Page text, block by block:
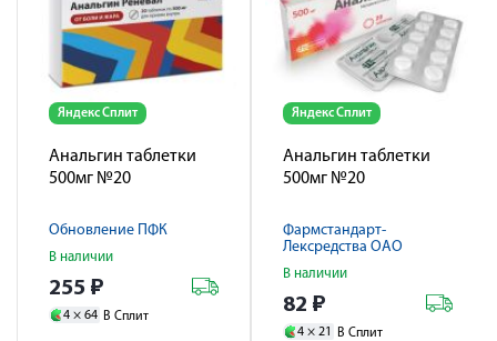
Яндекс Сплит
Анальгин таблетки
500мг №20
Обновление ПФК
В наличии
255 ₽
4 × 64 В Сплит
Яндекс Сплит
Анальгин таблетки
500мг №20
Фармстандарт-
Лексредства ОАО
В наличии
82 ₽
4 × 21 В Сплит